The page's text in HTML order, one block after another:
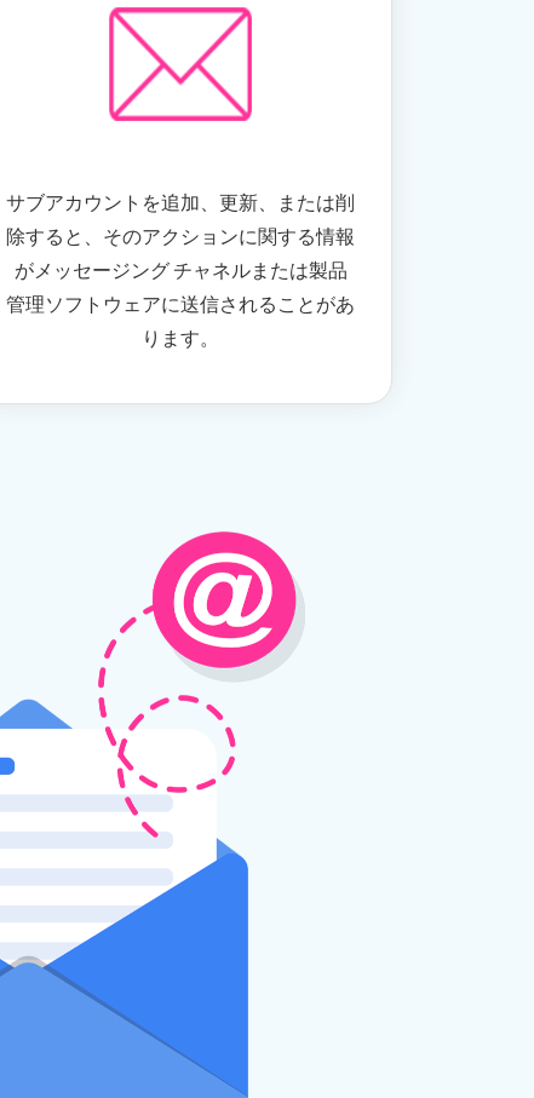
サブアカウントを追加、更新、または削
除すると、そのアクションに関する情報
がメッセージング チャネルまたは製品
管理ソフトウェアに送信されることがあ
ります。